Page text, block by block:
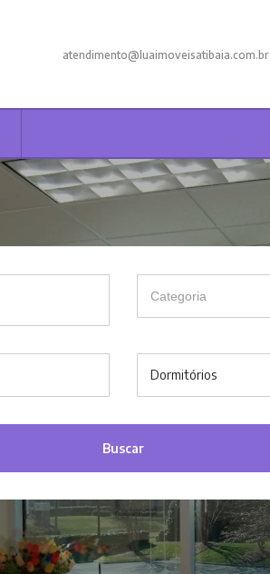
atendimento@luaimoveisatibaia.com.br
Dormitórios
Buscar